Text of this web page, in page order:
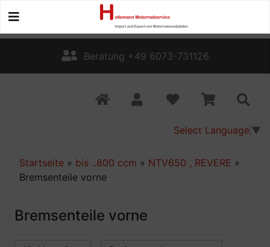
Beratung +49 6073-731126
Select Language ▼
Startseite » bis ..800 ccm » NTV650 , REVERE »
Bremsenteile vorne
Bremsenteile vorne